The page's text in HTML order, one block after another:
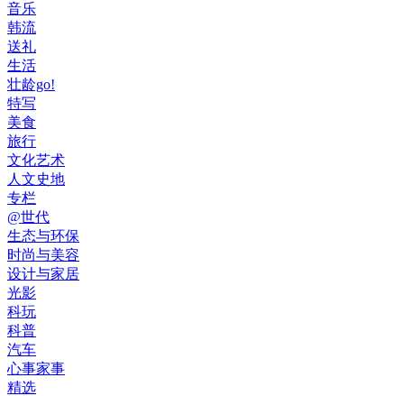
音乐
韩流
送礼
生活
壮龄go!
特写
美食
旅行
文化艺术
人文史地
专栏
@世代
生态与环保
时尚与美容
设计与家居
光影
科玩
科普
汽车
心事家事
精选